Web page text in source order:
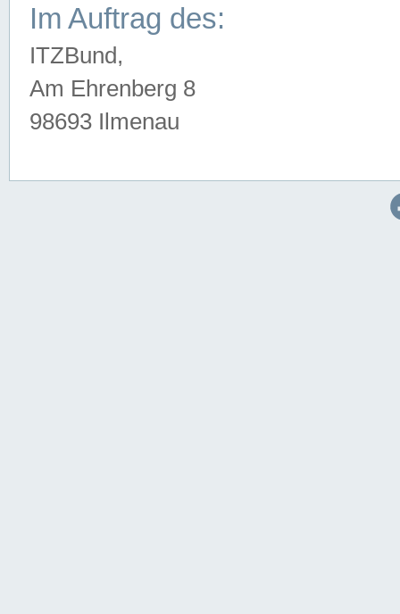
Im Auftrag des:
ITZBund,
Am Ehrenberg 8
98693 Ilmenau